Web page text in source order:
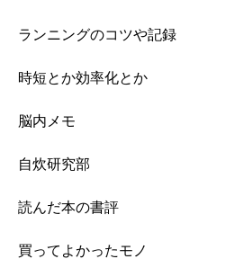
ランニングのコツや記録
時短とか効率化とか
脳内メモ
自炊研究部
読んだ本の書評
買ってよかったモノ